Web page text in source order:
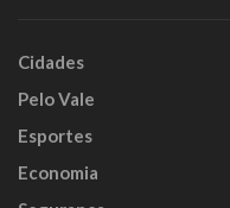
Cidades
Pelo Vale
Esportes
Economia